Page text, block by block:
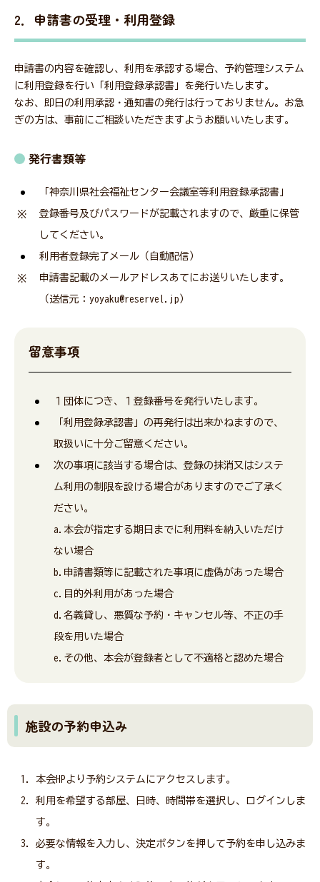
2．申請書の受理・利用登録
申請書の内容を確認し、利用を承認する場合、予約管理システム
に利用登録を行い「利用登録承認書」を発行いたします。
なお、即日の利用承認・通知書の発行は行っておりません。お急
ぎの方は、事前にご相談いただきますようお願いいたします。
発行書類等
「神奈川県社会福祉センター会議室等利用登録承認書」
登録番号及びパスワードが記載されますので、厳重に保管
してください。
利用者登録完了メール（自動配信）
申請書記載のメールアドレスあてにお送りいたします。
（送信元：yoyaku@reservel.jp）
留意事項
１団体につき、１登録番号を発行いたします。
「利用登録承認書」の再発行は出来かねますので、
取扱いに十分ご留意ください。
次の事項に該当する場合は、登録の抹消又はシステ
ム利用の制限を設ける場合がありますのでご了承く
ださい。
a.本会が指定する期日までに利用料を納入いただけ
ない場合
b.申請書類等に記載された事項に虚偽があった場合
c.目的外利用があった場合
d.名義貸し、悪質な予約・キャンセル等、不正の手
段を用いた場合
e.その他、本会が登録者として不適格と認めた場合
施設の予約申込み
本会HPより予約システムにアクセスします。
利用を希望する部屋、日時、時間帯を選択し、ログインしま
す。
必要な情報を入力し、決定ボタンを押して予約を申し込みま
す。